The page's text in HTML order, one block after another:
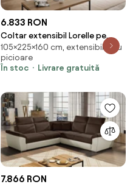
6.833 RON
Coltar extensibil Lorelle pe
dreapta Berlin 02
105×225×160 cm, extensibile, cu
picioare
În stoc
Livrare gratuită
7.866 RON